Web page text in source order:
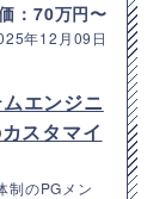
：70万円〜
年12月09日
エンジニ
スタマイ
制のPGメン